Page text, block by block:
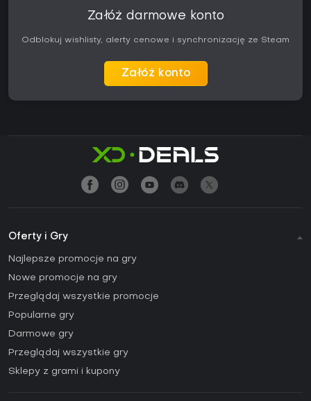
Załóż darmowe konto
Odblokuj wishlisty, alerty cenowe i synchronizację ze Steam
Załóż konto
Oferty i Gry
Najlepsze promocje na gry
Nowe promocje na gry
Przeglądaj wszystkie promocje
Popularne gry
Darmowe gry
Przeglądaj wszystkie gry
Sklepy z grami i kupony